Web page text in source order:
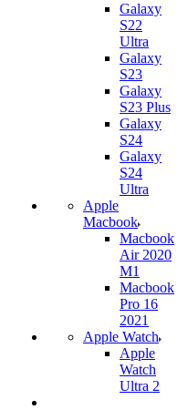
Galaxy
S22
Ultra
Galaxy
S23
Galaxy
S23 Plus
Galaxy
S24
Galaxy
S24
Ultra
Apple
Macbook
Macbook
Air 2020
M1
Macbook
Pro 16
2021
Apple Watch
Apple
Watch
Ultra 2